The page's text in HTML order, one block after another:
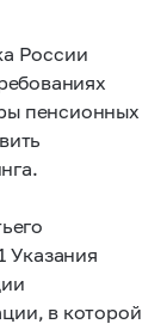
России
пенсионных
Указания
в которой